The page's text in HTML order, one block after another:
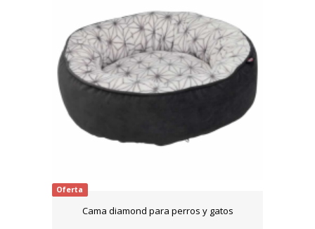
Oferta
Cama diamond para perros y gatos